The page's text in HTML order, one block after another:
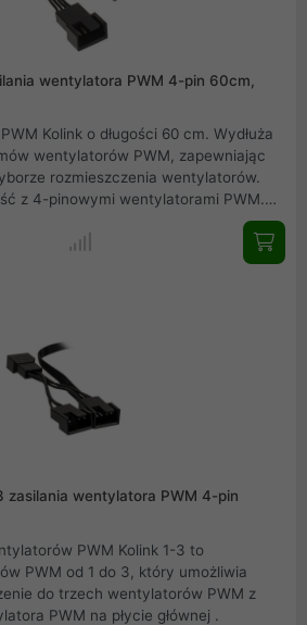
wentylatora PWM 4-pin 60cm,
Kolink o długości 60 cm. Wydłuża
wentylatorów PWM, zapewniając
rozmieszczenia wentylatorów.
z 4-pinowymi wentylatorami PWM.
ten kabel można również
wentylatorów 3-pinowych, które
zasilania wentylatora PWM 4-pin
PWM Kolink 1-3 to
PWM od 1 do 3, który umożliwia
do trzech wentylatorów PWM z
jednego gniazda wentylatora PWM na płycie głównej .